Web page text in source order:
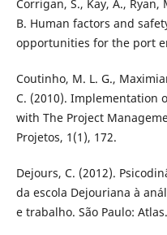
Corrigan, S., Kay, A., Ryan,
B. Human factors and
opportunities for the port
Coutinho, M. L. G.,
C. (2010). Implementation
with The Project
Projetos, 1(1), 172.
Dejours, C. (2012).
da escola Dejouriana à
e trabalho. São Paulo: Atlas.